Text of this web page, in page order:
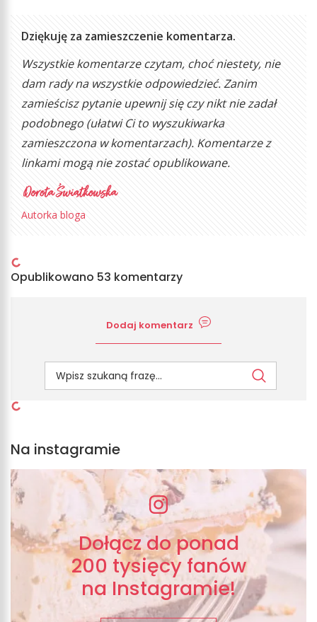
Dziękuję za zamieszczenie komentarza.
Wszystkie komentarze czytam, choć niestety, nie
dam rady na wszystkie odpowiedzieć. Zanim
zamieścisz pytanie upewnij się czy nikt nie zadał
podobnego (ułatwi Ci to wyszukiwarka
zamieszczona w komentarzach). Komentarze z
linkami mogą nie zostać opublikowane.
Autorka bloga
Opublikowano 53 komentarzy
Dodaj komentarz
Na instagramie
Dołącz do ponad
200 tysięcy fanów
na Instagramie!